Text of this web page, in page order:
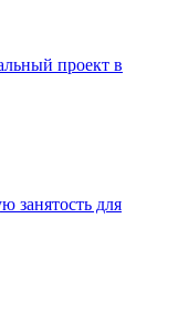
проект в
занятость для